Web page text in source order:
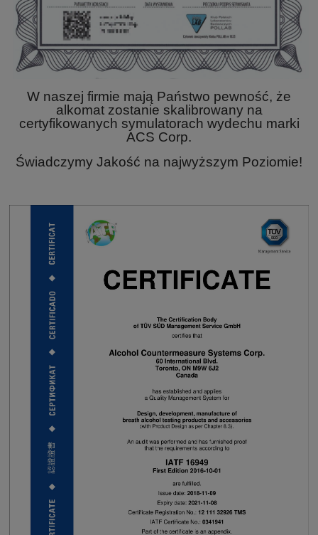
W naszej firmie mają Państwo pewność, że
alkomat zostanie skalibrowany na
certyfikowanych symulatorach wydechu marki
ACS Corp.
Świadczymy Jakość na najwyższym Poziomie!